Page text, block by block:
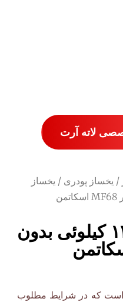
لاته آرت
/ یخساز پودری / یخساز
یخساز پودری ۱۲۰۰ کیلوئی بدون
است که در شرایط مطلوب